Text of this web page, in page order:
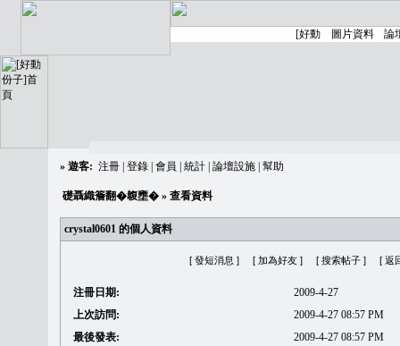
» 遊客: 注冊 登錄 會員 統計 論壇設施 幫助
礎聶織簷翻�䪖壅� » 查看資料
crystal0601 的個人資料
[ 發短消息 ] [ 加為好友 ] [ 搜索帖子 ] [ 返
注冊日期:
2009-4-27
上次訪問:
2009-4-27 08:57 PM
最後發表:
2009-4-27 08:57 PM